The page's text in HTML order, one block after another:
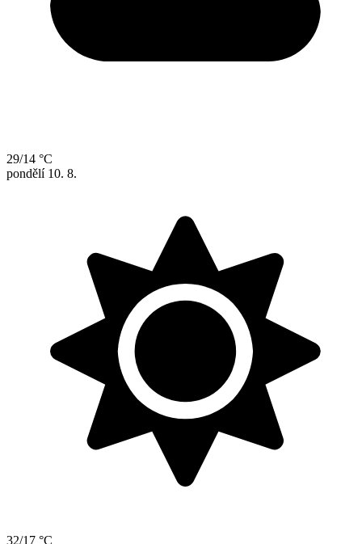
29/14 °C
pondělí 10. 8.
32/17 °C